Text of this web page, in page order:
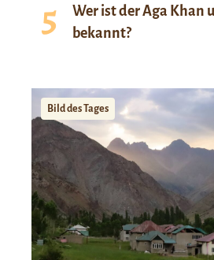
Wer ist der Aga Khan
bekannt?
Bild des Tages